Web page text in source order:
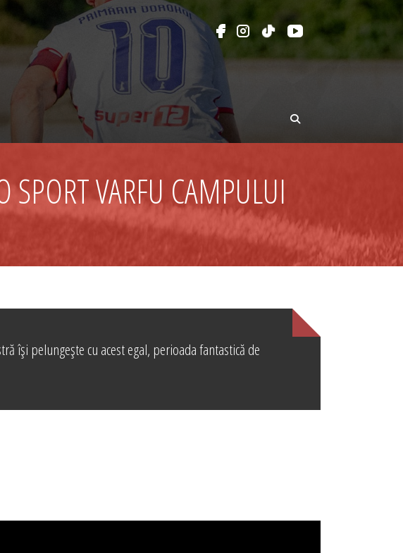
SPORT VARFU CAMPULUI
își pelungește cu acest egal, perioada fantastică de